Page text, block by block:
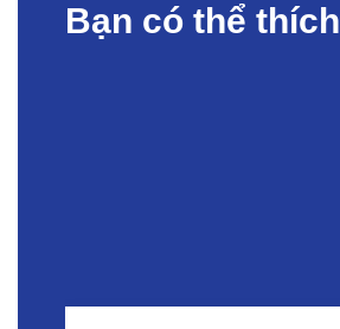
Bạn có thể thích